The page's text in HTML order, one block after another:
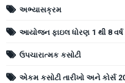
અભ્યાસક્રમ
આયોજન ફાઇલ ધોરણ 1 થી 8 વર્ષ
ઉપચારાત્મક કસોટી
એકમ કસોટી તારીખો અને કોર્સ